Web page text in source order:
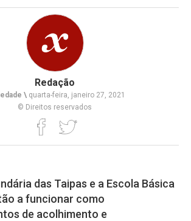
Redação
\ quarta-feira, janeiro 27, 2021
© Direitos reservados
das Taipas e a Escola Básica
a funcionar como
de acolhimento e